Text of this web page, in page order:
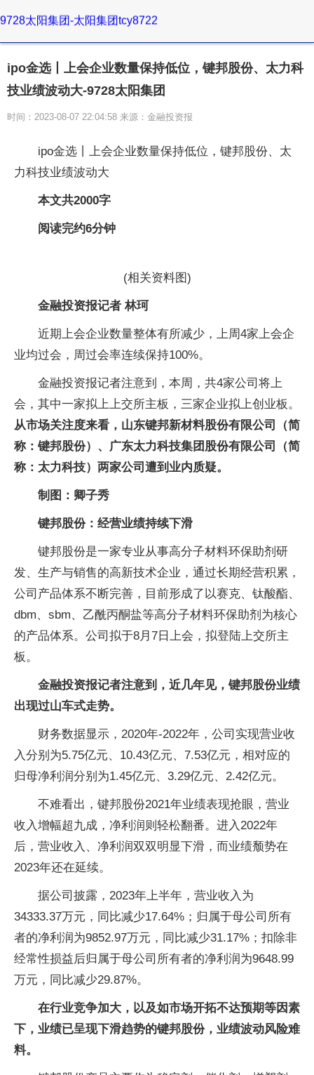
9728太阳集团-太阳集团tcy8722
ipo金选丨上会企业数量保持低位，键邦股份、太力科
技业绩波动大-9728太阳集团
时间：2023-08-07 22:04:58 来源：金融投资报
ipo金选丨上会企业数量保持低位，键邦股份、太
力科技业绩波动大
本文共2000字
阅读完约6分钟
(相关资料图)
金融投资报记者 林珂
近期上会企业数量整体有所减少，上周4家上会企
业均过会，周过会率连续保持100%。
金融投资报记者注意到，本周，共4家公司将上
会，其中一家拟上上交所主板，三家企业拟上创业板。
从市场关注度来看，山东键邦新材料股份有限公司（简
称：键邦股份）、广东太力科技集团股份有限公司（简
称：太力科技）两家公司遭到业内质疑。
制图：卿子秀
键邦股份：经营业绩持续下滑
键邦股份是一家专业从事高分子材料环保助剂研
发、生产与销售的高新技术企业，通过长期经营积累，
公司产品体系不断完善，目前形成了以赛克、钛酸酯、
dbm、sbm、乙酰丙酮盐等高分子材料环保助剂为核心
的产品体系。公司拟于8月7日上会，拟登陆上交所主
板。
金融投资报记者注意到，近几年见，键邦股份业绩
出现过山车式走势。
财务数据显示，2020年-2022年，公司实现营业收
入分别为5.75亿元、10.43亿元、7.53亿元，相对应的
归母净利润分别为1.45亿元、3.29亿元、2.42亿元。
不难看出，键邦股份2021年业绩表现抢眼，营业
收入增幅超九成，净利润则轻松翻番。进入2022年
后，营业收入、净利润双双明显下滑，而业绩颓势在
2023年还在延续。
据公司披露，2023年上半年，营业收入为
34333.37万元，同比减少17.64%；归属于母公司所有
者的净利润为9852.97万元，同比减少31.17%；扣除非
经常性损益后归属于母公司所有者的净利润为9648.99
万元，同比减少29.87%。
在行业竞争加大，以及如市场开拓不达预期等因素
下，业绩已呈现下滑趋势的键邦股份，业绩波动风险难
料。